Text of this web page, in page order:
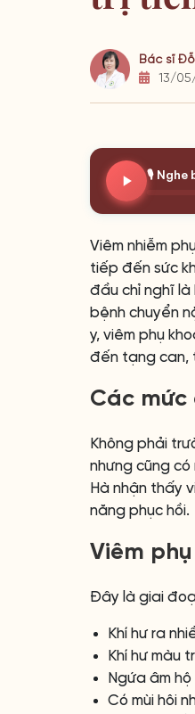
Bác sĩ
13/
🎙️ Nghe
Viêm nhiễm
tiếp đến sức
đầu chỉ nghĩ là
bệnh chuyển
y, viêm phụ
đến tạng can,
Các mức
Không phải
nhưng cũng
Hà nhận thấy
năng phục hồi.
Viêm
Đây là giai
Khí hư ra
Khí hư màu
Ngứa âm hộ
Có mùi hôi